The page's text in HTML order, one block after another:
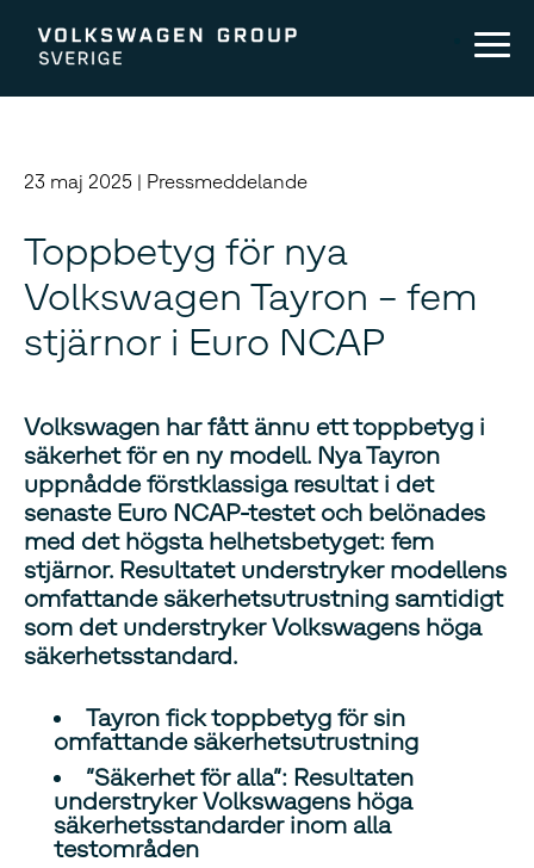
23 maj 2025 | Pressmeddelande
Toppbetyg för nya
Volkswagen Tayron – fem
stjärnor i Euro NCAP
Volkswagen har fått ännu ett toppbetyg i
säkerhet för en ny modell. Nya Tayron
uppnådde förstklassiga resultat i det
senaste Euro NCAP-testet och belönades
med det högsta helhetsbetyget: fem
stjärnor. Resultatet understryker modellens
omfattande säkerhetsutrustning samtidigt
som det understryker Volkswagens höga
säkerhetsstandard.
Tayron fick toppbetyg för sin
omfattande säkerhetsutrustning
”Säkerhet för alla”: Resultaten
understryker Volkswagens höga
säkerhetsstandarder inom alla
testområden